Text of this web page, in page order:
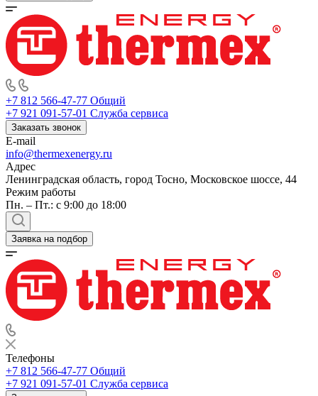
+7 812 566-47-77 Общий
+7 921 091-57-01 Служба сервиса
Заказать звонок
E-mail
info@thermexenergy.ru
Адрес
Ленинградская область, город Тосно, Московское шоссе, 44
Режим работы
Пн. – Пт.: с 9:00 до 18:00
Заявка на подбор
Телефоны
+7 812 566-47-77 Общий
+7 921 091-57-01 Служба сервиса